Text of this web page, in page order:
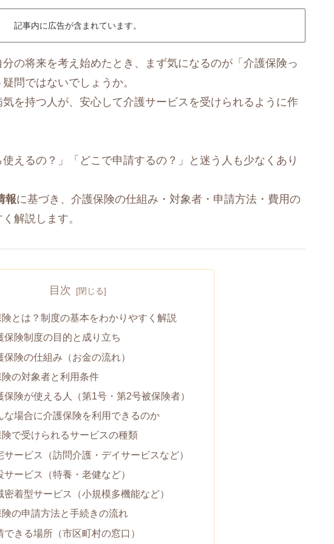
記事内に広告が含まれています。
の将来を考え始めたとき、まず気になるのが「介護保険っ
問ではないでしょうか。
を持つ人が、安心して介護サービスを受けられるように作
えるの？」「どこで申請するの？」と迷う人も少なくあり
報に基づき、介護保険の仕組み・対象者・申請方法・費用の
解説します。
目次
とは？制度の基本をわかりやすく解説
保険制度の目的と成り立ち
保険の仕組み（お金の流れ）
の対象者と利用条件
保険が使える人（第1号・第2号被保険者）
な場合に介護保険を利用できるのか
で受けられるサービスの種類
サービス（訪問介護・デイサービスなど）
サービス（特養・老健など）
密着型サービス（小規模多機能など）
の申請方法と手続きの流れ
できる場所（市区町村の窓口）